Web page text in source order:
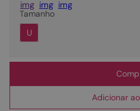
Tamanho
U
Adicionar
sapatilha
couro